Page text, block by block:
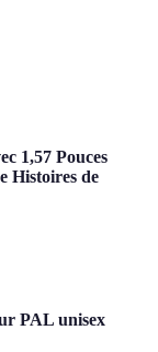
1,57 Pouces
Histoires de
PAL unisex